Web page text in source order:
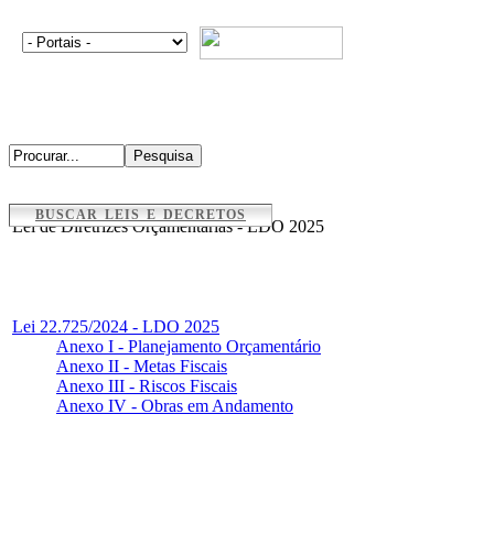
BUSCAR LEIS E DECRETOS
Lei de Diretrizes Orçamentárias - LDO 2025
Lei 22.725/2024 - LDO 2025
Anexo I - Planejamento Orçamentário
Anexo II - Metas Fiscais
Anexo III - Riscos Fiscais
Anexo IV - Obras em Andamento